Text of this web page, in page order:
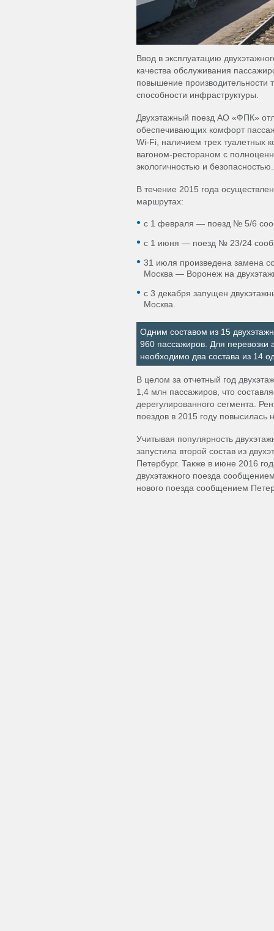
Ввод в эксплуатацию
качества обслуживания
повышение производительности
способности инфраструктуры.
Двухэтажный поезд АО «ФПК»
обеспечивающих комфорт
Wi-Fi, наличием трех туалетных
вагоном-рестораном с
экологичностью и безопасностью.
В течение 2015 года
маршрутах:
с 1 февраля — поезд № 5/6
с 1 июня — поезд № 23/24
31 июля произведена замена
Москва — Воронеж на
с 3 декабря запущен
Москва.
Одним составом из 15
960 пассажиров. Для перевозки
необходимо два состава из 14
В целом за отчетный год
1,4 млн пассажиров, что
дерегулированного сегмента.
поездов в 2015 году повысилась
Учитывая популярность
запустила второй состав из
Петербург. Также в июне 2016
двухэтажного поезда
нового поезда сообщением